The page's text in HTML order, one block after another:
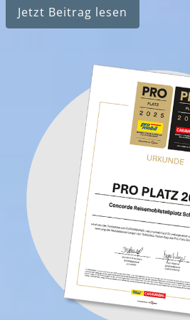
Jetzt Beitrag lesen